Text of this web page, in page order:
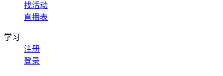
找活动
直播表
学习
注册
登录